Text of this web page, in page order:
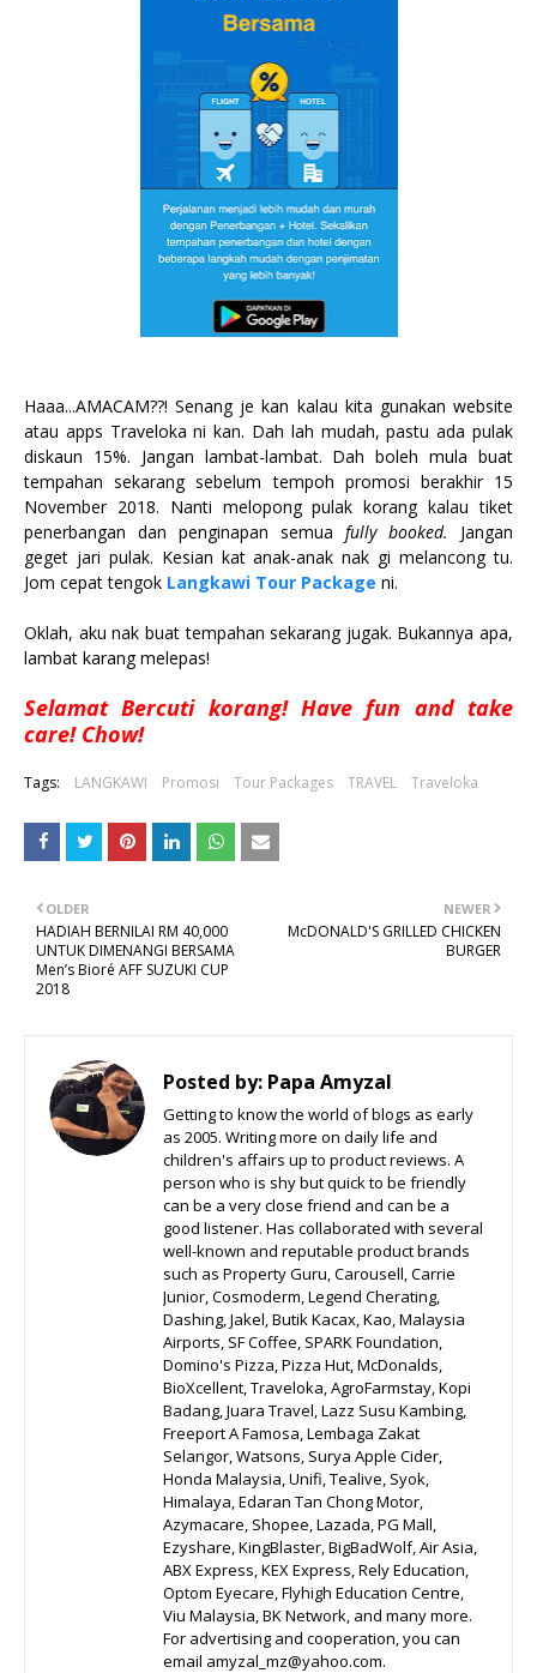
Haaa...AMACAM??! Senang je kan kalau kita gunakan website
atau apps Traveloka ni kan. Dah lah mudah, pastu ada pulak
diskaun 15%. Jangan lambat-lambat. Dah boleh mula buat
tempahan sekarang sebelum tempoh promosi berakhir 15
November 2018. Nanti melopong pulak korang kalau tiket
penerbangan dan penginapan semua fully booked. Jangan
geget jari pulak. Kesian kat anak-anak nak gi melancong tu.
Jom cepat tengok Langkawi Tour Package ni.
Oklah, aku nak buat tempahan sekarang jugak. Bukannya apa,
lambat karang melepas!
Selamat Bercuti korang! Have fun and take
care! Chow!
Tags: LANGKAWI Promosi Tour Packages TRAVEL Traveloka
NEWER
McDONALD'S GRILLED CHICKEN
BURGER
OLDER
HADIAH BERNILAI RM 40,000
UNTUK DIMENANGI BERSAMA
Men’s Bioré AFF SUZUKI CUP
2018
Posted by: Papa Amyzal
Getting to know the world of blogs as early
as 2005. Writing more on daily life and
children's affairs up to product reviews. A
person who is shy but quick to be friendly
can be a very close friend and can be a
good listener. Has collaborated with several
well-known and reputable product brands
such as Property Guru, Carousell, Carrie
Junior, Cosmoderm, Legend Cherating,
Dashing, Jakel, Butik Kacax, Kao, Malaysia
Airports, SF Coffee, SPARK Foundation,
Domino's Pizza, Pizza Hut, McDonalds,
BioXcellent, Traveloka, AgroFarmstay, Kopi
Badang, Juara Travel, Lazz Susu Kambing,
Freeport A Famosa, Lembaga Zakat
Selangor, Watsons, Surya Apple Cider,
Honda Malaysia, Unifi, Tealive, Syok,
Himalaya, Edaran Tan Chong Motor,
Azymacare, Shopee, Lazada, PG Mall,
Ezyshare, KingBlaster, BigBadWolf, Air Asia,
ABX Express, KEX Express, Rely Education,
Optom Eyecare, Flyhigh Education Centre,
Viu Malaysia, BK Network, and many more.
For advertising and cooperation, you can
email amyzal_mz@yahoo.com.